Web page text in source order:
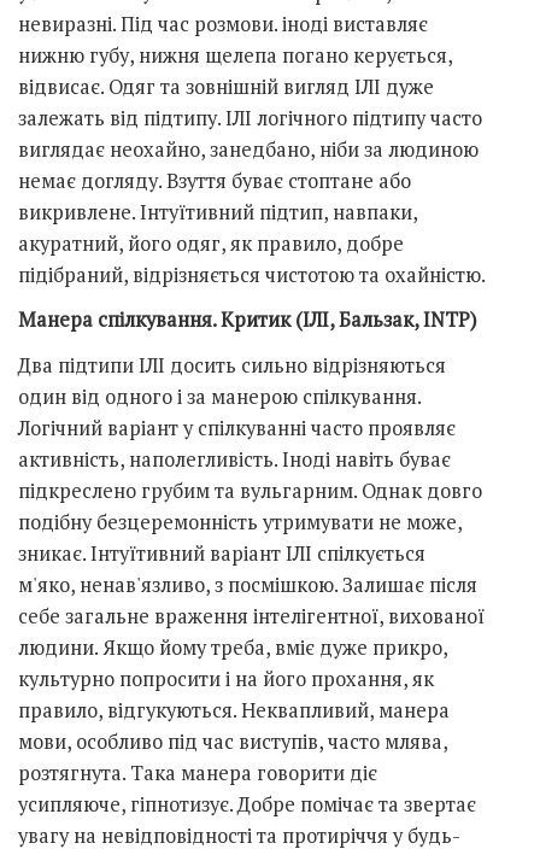
невиразні. Під час розмови. іноді виставляє
нижню губу, нижня щелепа погано керується,
відвисає. Одяг та зовнішній вигляд ІЛІ дуже
залежать від підтипу. ІЛІ логічного підтипу часто
виглядає неохайно, занедбано, ніби за людиною
немає догляду. Взуття буває стоптане або
викривлене. Інтуїтивний підтип, навпаки,
акуратний, його одяг, як правило, добре
підібраний, відрізняється чистотою та охайністю.
Манера спілкування. Критик (ІЛІ, Бальзак, INTP)
Два підтипи ІЛІ досить сильно відрізняються
один від одного і за манерою спілкування.
Логічний варіант у спілкуванні часто проявляє
активність, наполегливість. Іноді навіть буває
підкреслено грубим та вульгарним. Однак довго
подібну безцеремонність утримувати не може,
зникає. Інтуїтивний варіант ІЛІ спілкується
м'яко, ненав'язливо, з посмішкою. Залишає після
себе загальне враження інтелігентної, вихованої
людини. Якщо йому треба, вміє дуже прикро,
культурно попросити і на його прохання, як
правило, відгукуються. Неквапливий, манера
мови, особливо під час виступів, часто млява,
розтягнута. Така манера говорити діє
усипляюче, гіпнотизує. Добре помічає та звертає
увагу на невідповідності та протиріччя у будь-